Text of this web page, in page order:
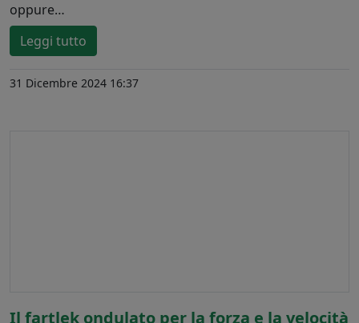
oppure…
Leggi tutto
31 Dicembre 2024 16:37
Il fartlek ondulato per la forza e la velocità